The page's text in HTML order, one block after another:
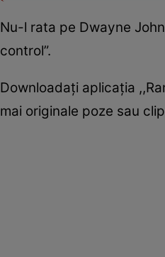
Nu-l rata pe Dwayne
control”.
Downloadaţi aplicaţia
mai originale poze sau